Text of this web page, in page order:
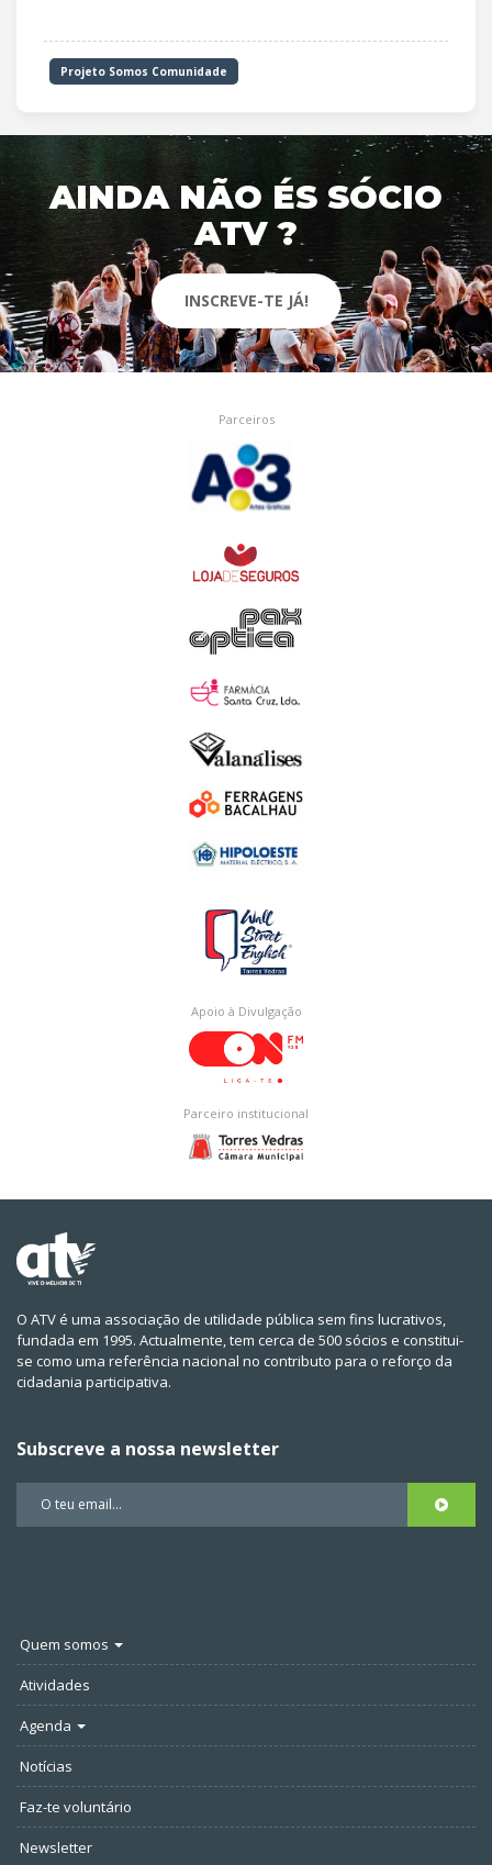
Projeto Somos Comunidade
AINDA NÃO ÉS SÓCIO
ATV ?
INSCREVE-TE JÁ!
Parceiros
Apoio à Divulgação
Parceiro institucional
O ATV é uma associação de utilidade pública sem fins lucrativos,
fundada em 1995. Actualmente, tem cerca de 500 sócios e constitui-
se como uma referência nacional no contributo para o reforço da
cidadania participativa.
Subscreve a nossa newsletter
Quem somos
Atividades
Agenda
Notícias
Faz-te voluntário
Newsletter